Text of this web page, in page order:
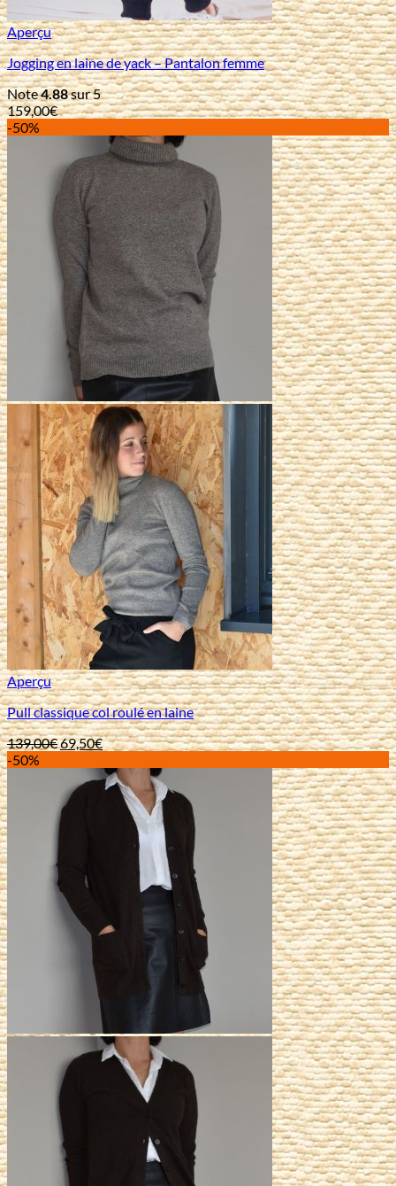
Aperçu
Jogging en laine de yack – Pantalon femme
Note4.88sur 5
159,00€
-50%
Aperçu
Pull classique col roulé en laine
139,00€Le
initial
était :
139,00€.
69,50€Le
actuel
est :
69,50€.
-50%